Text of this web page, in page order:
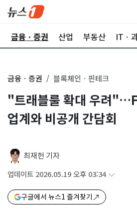
금융ㆍ증권 산업 부동산 ITㆍ
금융ㆍ증권 블록체인ㆍ핀테크
"트래블룰 확대 우려
업계와 비공개 간담회
최재헌 기자
업데이트 2026.05.19 오후 03:34
구글에서 뉴스1 즐겨찾기